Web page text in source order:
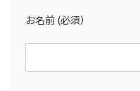
お名前 (必須）